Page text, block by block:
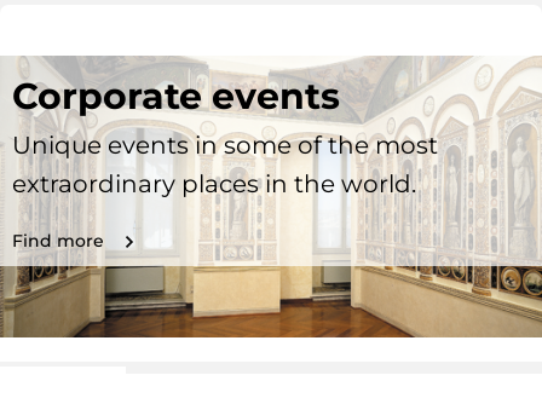
Corporate events
Unique events in some of the most
extraordinary places in the world.
Find more